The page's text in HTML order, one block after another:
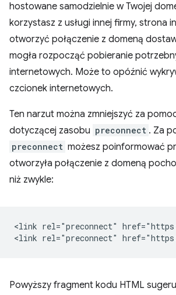
hostowane samodzielnie w Twojej
korzystasz z usługi innej firmy, strona
otworzyć połączenie z domeną
mogła rozpocząć pobieranie
internetowych. Może to opóźnić
czcionek internetowych.
Ten narzut można zmniejszyć za
dotyczącej zasobu preconnect . Za
preconnect możesz poinformować
otworzyła połączenie z domeną
niż zwykle:
<link rel="preconnect"
Powyższy fragment kodu HTML